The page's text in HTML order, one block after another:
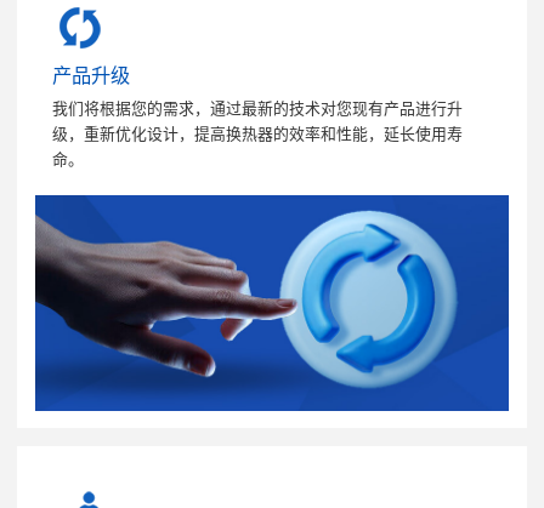
产品升级
我们将根据您的需求，通过最新的技术对您现有产品进行升
级，重新优化设计，提高换热器的效率和性能，延长使用寿
命。